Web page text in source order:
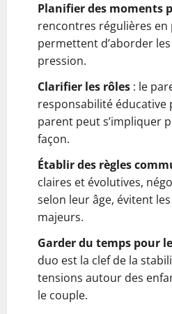
Planifier des moments
rencontres régulières
permettent d’aborder
pression.
Clarifier les rôles : le
responsabilité éducative
parent peut s’impliquer
façon.
Établir des règles
claires et évolutives,
selon leur âge, évitent
majeurs.
Garder du temps pour
duo est la clef de la
tensions autour des
le couple.